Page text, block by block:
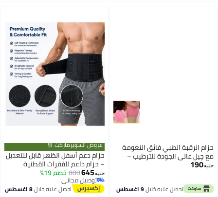
حزام الرقبة الطبي فائق النعومة
مع چيل عالي الجودة للترطيب –
لعلاج ومنع تشقق الجلد
جنيه190
احصل عليه خلال9 اغسطس
عروض السوبرماركت 🛒
حزام دعم أسفل الظهر قابل للتعديل
– حزام داعم للفقرات القطنية
والخصر بتصميم مرن ومريح –
مناسب للعمل والرياضة والأنشطة
اليومية (مقاس XL)
جنيه645
800 خصم 19%
توصيل مجاني
توصيل مجانياحصل عليه خلال8 اغسطس